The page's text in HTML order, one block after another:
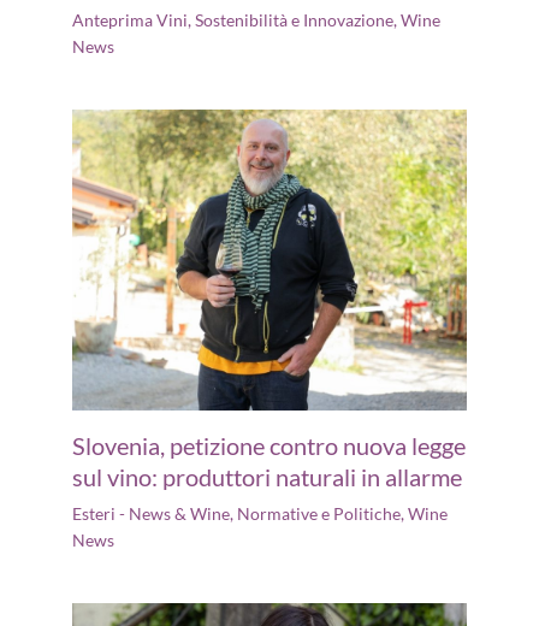
Anteprima Vini,Sostenibilità e Innovazione,Wine
News
Slovenia, petizione contro nuova legge
sul vino: produttori naturali in allarme
Esteri - News & Wine, Normative e Politiche,Wine
News